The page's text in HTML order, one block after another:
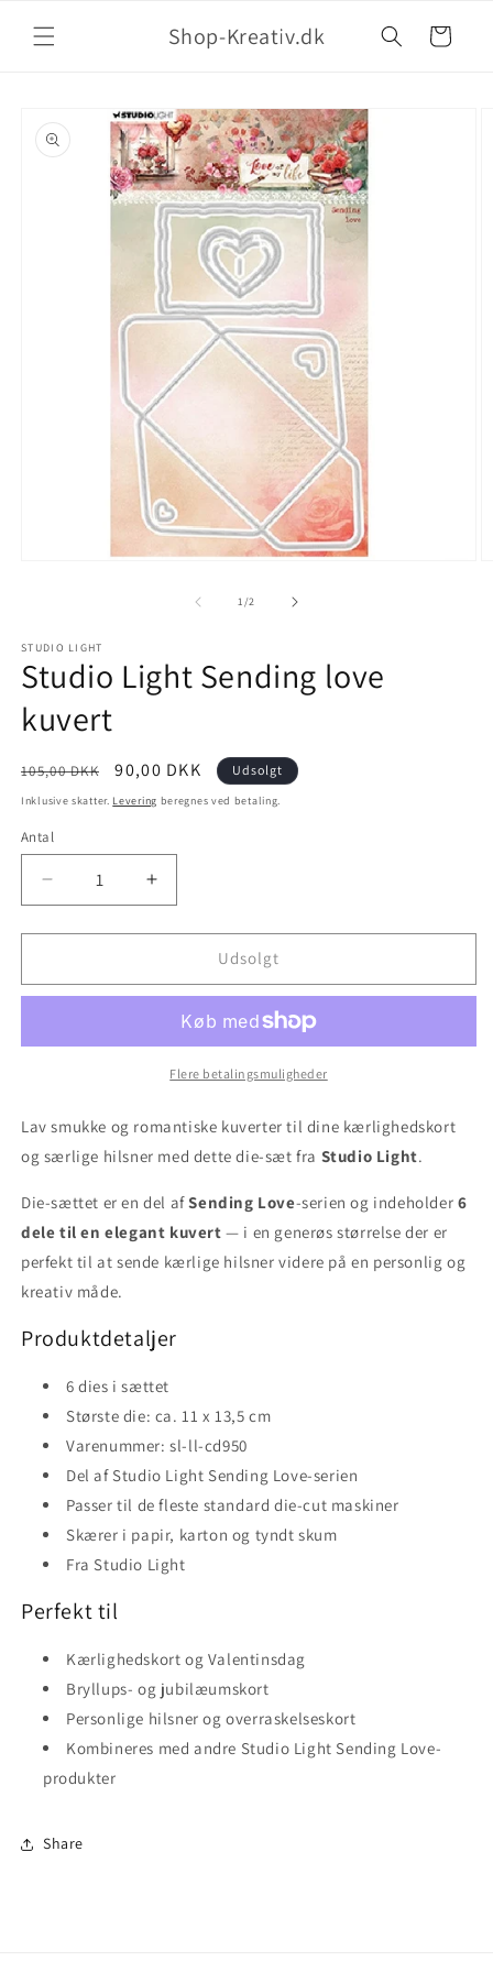
Shop-Kreativ.dk Indkøbskurv
1/2
STUDIO LIGHT
Studio Light Sending love
kuvert
105,00 DKK 90,00 DKK Udsolgt
Inklusive skatter. Levering beregnes ved betaling.
Antal
Udsolgt
Flere betalingsmuligheder
Lav smukke og romantiske kuverter til dine kærlighedskort
og særlige hilsner med dette die-sæt fra Studio Light.
Die-sættet er en del afSending Love-serien og indeholder 6
dele til en elegant kuvert — i en generøs størrelse der er
perfekt til at sende kærlige hilsner videre på en personlig og
kreativ måde.
Produktdetaljer
6 dies i sættet
Største die: ca. 11 x 13,5 cm
Varenummer: sl-ll-cd950
Del af Studio Light Sending Love-serien
Passer til de fleste standard die-cut maskiner
Skærer i papir, karton og tyndt skum
Fra Studio Light
Perfekt til
Kærlighedskort og Valentinsdag
Bryllups- og jubilæumskort
Personlige hilsner og overraskelseskort
Kombineres med andre Studio Light Sending Love-
produkter
Share